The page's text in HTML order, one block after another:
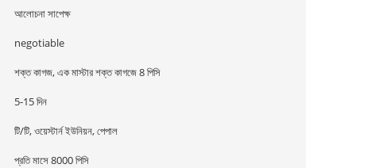
আলোচনা সাপেক্ষ
negotiable
শক্ত কাগজ, এক মাস্টার শক্ত কাগজে 8 পিসি
5-15 দিন
টি/টি, ওয়েস্টার্ন ইউনিয়ন, পেপাল
প্রতি মাসে 8000 পিসি